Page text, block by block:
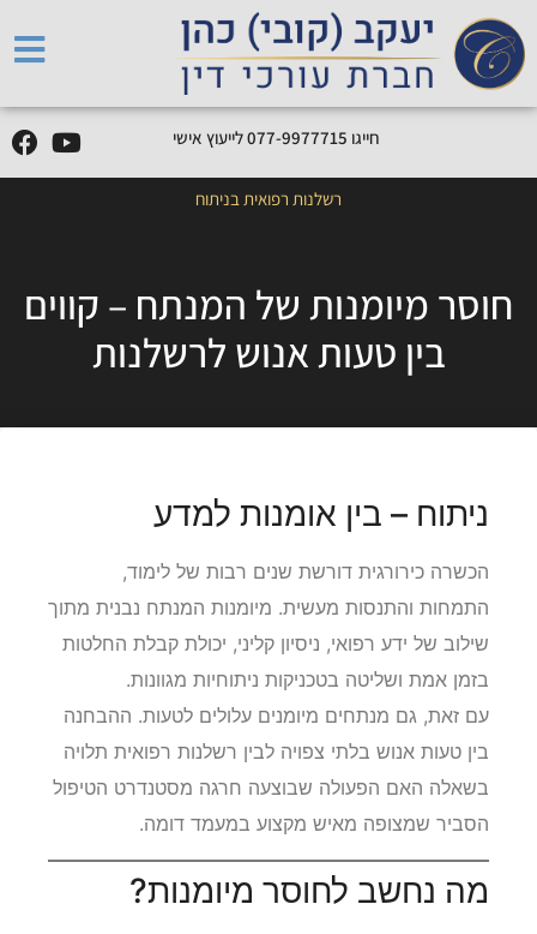
חייגו 077-9977715 לייעוץ אישי
רשלנות רפואית בניתוח
חוסר מיומנות של המנתח – קווים
בין טעות אנוש לרשלנות
ניתוח – בין אומנות למדע
הכשרה כירורגית דורשת שנים רבות של לימוד,
התמחות והתנסות מעשית. מיומנות המנתח נבנית מתוך
שילוב של ידע רפואי, ניסיון קליני, יכולת קבלת החלטות
בזמן אמת ושליטה בטכניקות ניתוחיות מגוונות.
עם זאת, גם מנתחים מיומנים עלולים לטעות. ההבחנה
בין טעות אנוש בלתי צפויה לבין רשלנות רפואית תלויה
בשאלה האם הפעולה שבוצעה חרגה מסטנדרט הטיפול
הסביר שמצופה מאיש מקצוע במעמד דומה.
מה נחשב לחוסר מיומנות?